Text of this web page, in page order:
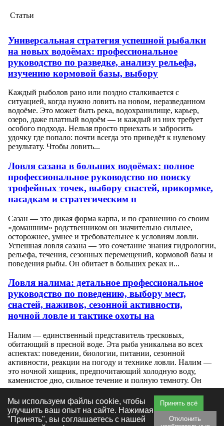
Статьи
Универсальная стратегия успешной рыбалки
на новых водоёмах: профессиональное
руководство по разведке, анализу рельефа,
изучению кормовой базы, выбору
Каждый рыболов рано или поздно сталкивается с
ситуацией, когда нужно ловить на новом, неразведанном
водоёме. Это может быть река, водохранилище, карьер,
озеро, даже платный водоём — и каждый из них требует
особого подхода. Нельзя просто приехать и забросить
удочку где попало: почти всегда это приведёт к нулевому
результату. Чтобы ловить...
Ловля сазана в больших водоёмах: полное
профессиональное руководство по поиску
трофейных точек, выбору снастей, прикормке,
насадкам и стратегическим п
Сазан — это дикая форма карпа, и по сравнению со своим
«домашним» родственником он значительно сильнее,
осторожнее, умнее и требовательнее к условиям ловли.
Успешная ловля сазана — это сочетание знания гидрологии,
рельефа, течения, сезонных перемещений, кормовой базы и
поведения рыбы. Он обитает в больших реках и...
Ловля налима: детальное профессиональное
руководство по поведению, выбору мест,
снастей, наживок, сезонной активности,
ночной ловле и тактике охоты на
Налим — единственный представитель тресковых,
обитающий в пресной воде. Эта рыба уникальна во всех
аспектах: поведении, биологии, питании, сезонной
активности, реакции на погоду и технике ловли. Налим —
это ночной хищник, предпочитающий холодную воду,
каменистое дно, сильное течение и полную темноту. Он
становится активнее по мере...
Главная | Видео Фотогалерея
Мы используем файлы cookie, чтобы
улучшить ваш опыт на сайте. Нажимая
"Принять", вы соглашаетесь с нашей
Принять всё
Отклонить